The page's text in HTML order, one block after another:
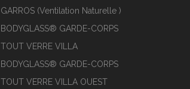
GARROS (Ventilation Naturelle )
BODYGLASS® GARDE-CORPS
TOUT VERRE VILLA
BODYGLASS® GARDE-CORPS
TOUT VERRE VILLA OUEST